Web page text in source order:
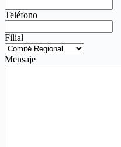
Teléfono
Filial
Mensaje